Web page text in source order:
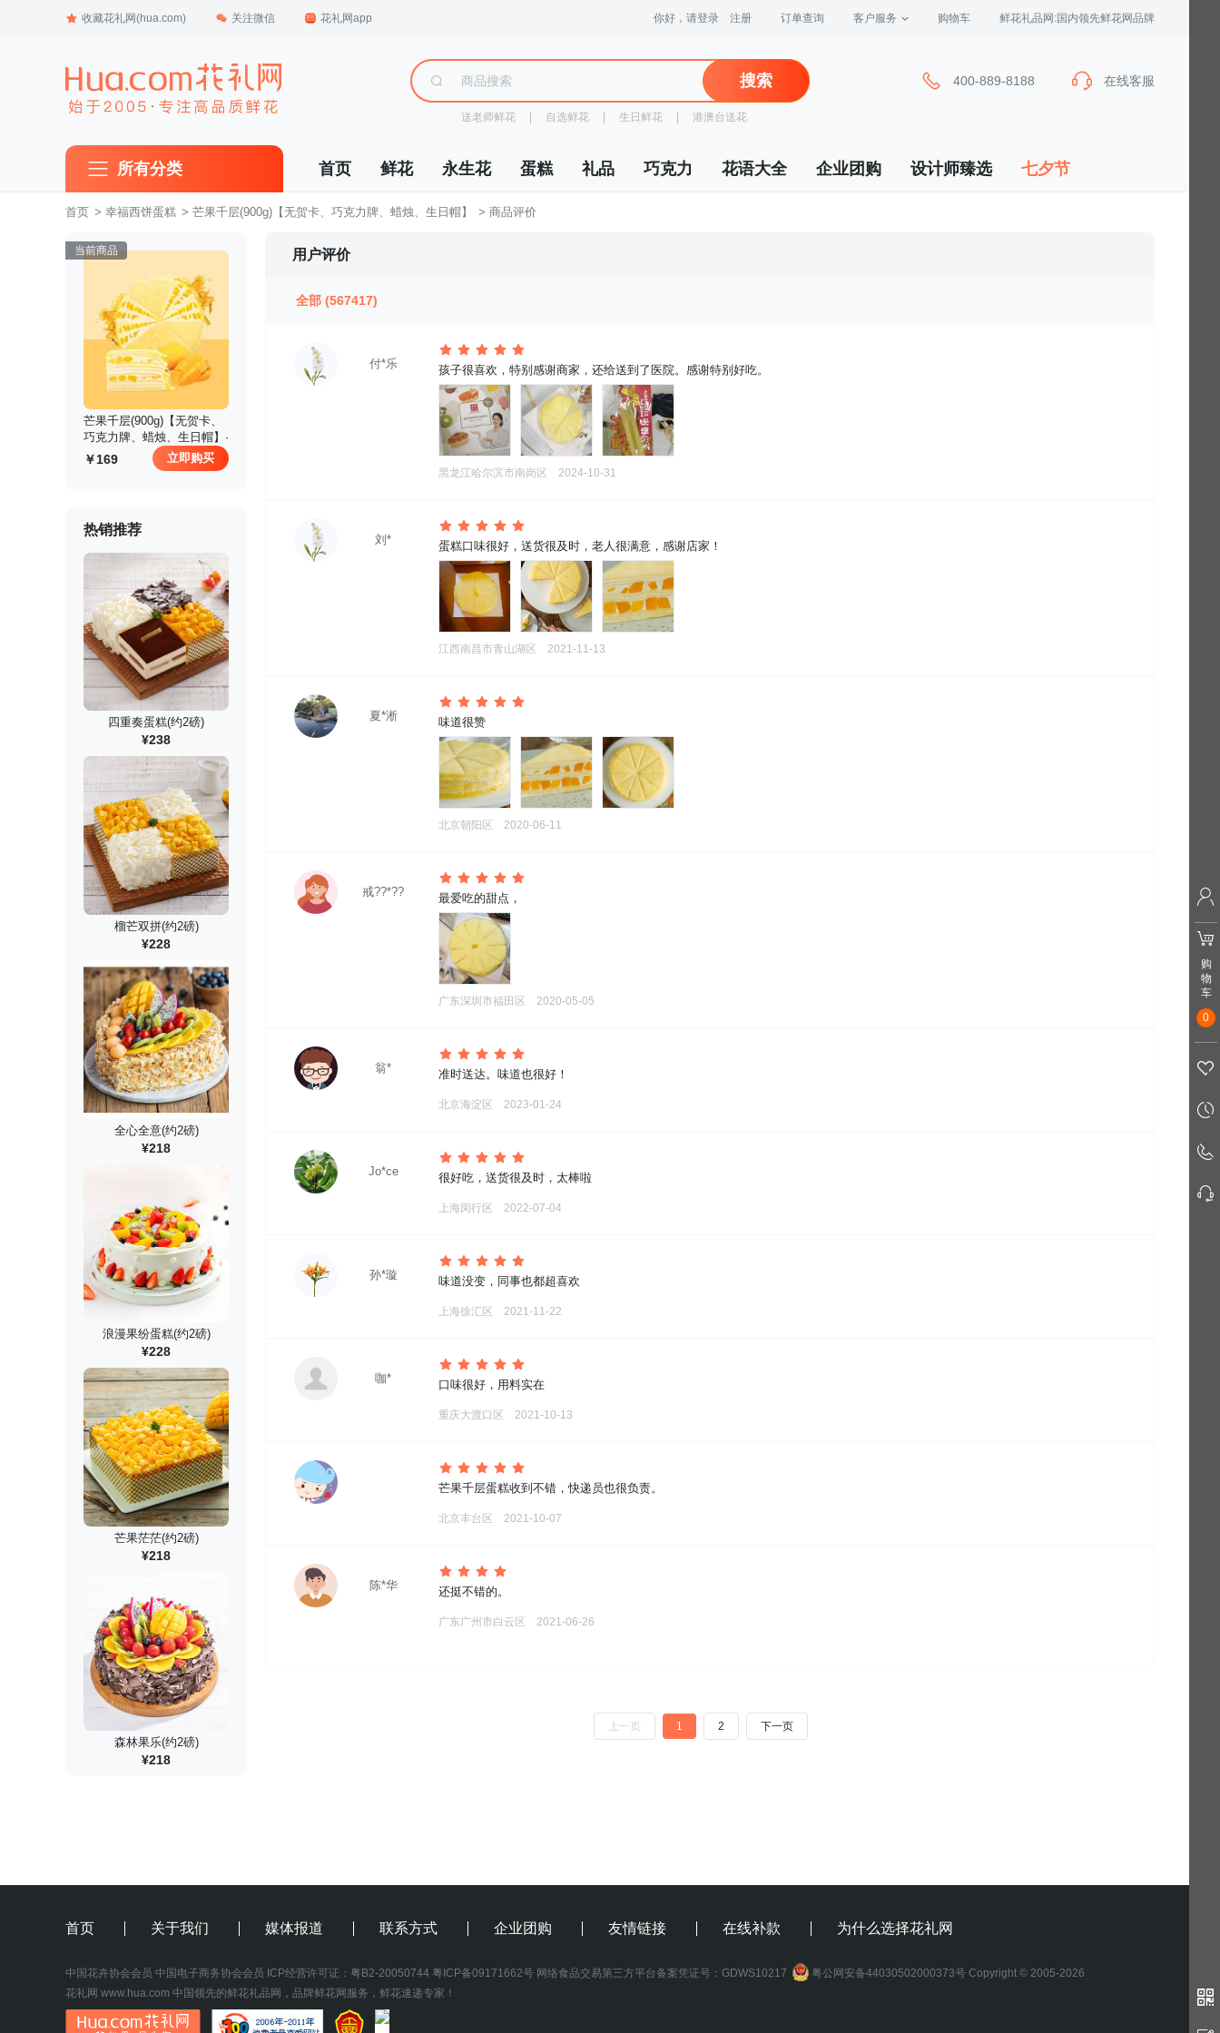
收藏花礼网(hua.com) 关注微信 花礼网app 你好，请登录 注册 订单查询 客户服务 购物车 鲜花礼品网:国内领先鲜花网品牌
搜索
送老师鲜花 自选鲜花 生日鲜花 港澳台送花
400-889-8188 在线客服
所有分类 首页 鲜花 永生花 蛋糕 礼品 巧克力 花语大全 企业团购 设计师臻选 七夕节
首页 > 幸福西饼蛋糕 > 芒果千层(900g)【无贺卡、巧克力牌、蜡烛、生日帽】 > 商品评价
当前商品
芒果千层(900g)【无贺卡、
巧克力牌、蜡烛、生日帽】·
169 立即购买
热销推荐
四重奏蛋糕(约2磅)
¥238
榴芒双拼(约2磅)
¥228
全心全意(约2磅)
¥218
浪漫果纷蛋糕(约2磅)
¥228
芒果茫茫(约2磅)
¥218
森林果乐(约2磅)
¥218
用户评价
全部 (567417)
付*乐 孩子很喜欢，特别感谢商家，还给送到了医院。感谢特别好吃。
黑龙江哈尔滨市南岗区 2024-10-31
刘* 蛋糕口味很好，送货很及时，老人很满意，感谢店家！
江西南昌市青山湖区 2021-11-13
夏*淅 味道很赞
北京朝阳区 2020-06-11
戒??*?? 最爱吃的甜点，
广东深圳市福田区 2020-05-05
翁* 准时送达。味道也很好！
北京海淀区 2023-01-24
Jo*ce 很好吃，送货很及时，太棒啦
上海闵行区 2022-07-04
孙*璇 味道没变，同事也都超喜欢
上海徐汇区 2021-11-22
咖* 口味很好，用料实在
重庆大渡口区 2021-10-13
芒果千层蛋糕收到不错，快递员也很负责。
北京丰台区 2021-10-07
陈*华 还挺不错的。
广东广州市白云区 2021-06-26
上一页 1 2 下一页
首页 关于我们 媒体报道 联系方式 企业团购 友情链接 在线补款 为什么选择花礼网
中国花卉协会会员 中国电子商务协会会员 ICP经营许可证： 粤B2-20050744 粤ICP备09171662号 网络食品交易第三方平台备案凭证号：GDWS10217
粤公网安备44030502000373号 Copyright © 2005-2026
花礼网 www.hua.com 中国领先的鲜花礼品网，品牌鲜花网服务，鲜花速递专家！
购
物
车
0